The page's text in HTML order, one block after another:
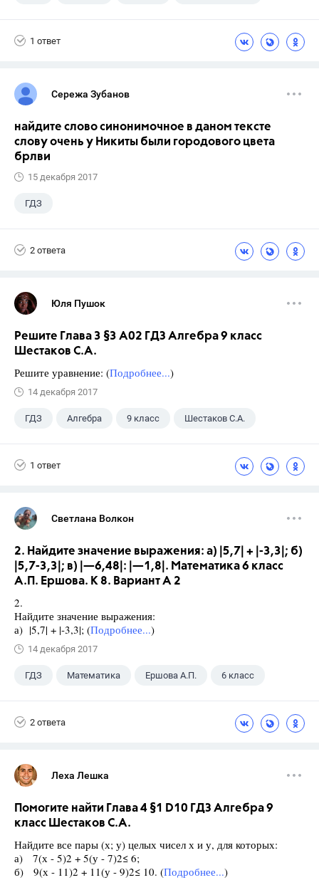
1 ответ
Сережа Зубанов
найдите слово синонимочное в даном тексте
слову очень у Никиты были городового цвета
брлви
15 декабря 2017
ГДЗ
2 ответа
Юля Пушок
Решите Глава 3 §3 А02 ГДЗ Алгебра 9 класс
Шестаков С.А.
Решите уравнение: (Подробнее...)
14 декабря 2017
ГДЗ Алгебра 9 класс Шестаков С.А.
1 ответ
Светлана Волкон
2. Найдите значение выражения: а) |5,7| + |-3,3|; б)
|5,7-3,3|; в) |—6,48|: |—1,8|. Математика 6 класс
А.П. Ершова. К 8. Вариант А 2
2.
Найдите значение выражения:
а) |5,7| + |-3,3|; (Подробнее...)
14 декабря 2017
ГДЗ Математика Ершова А.П. 6 класс
2 ответа
Леха Лешка
Помогите найти Глава 4 §1 D10 ГДЗ Алгебра 9
класс Шестаков С.А.
Найдите все пары (х; у) целых чисел х и у, для которых:
а) 7(х - 5)2 + 5(у - 7)2≤ 6;
б) 9(х - 11)2 + 11(у - 9)2≤ 10. (Подробнее...)